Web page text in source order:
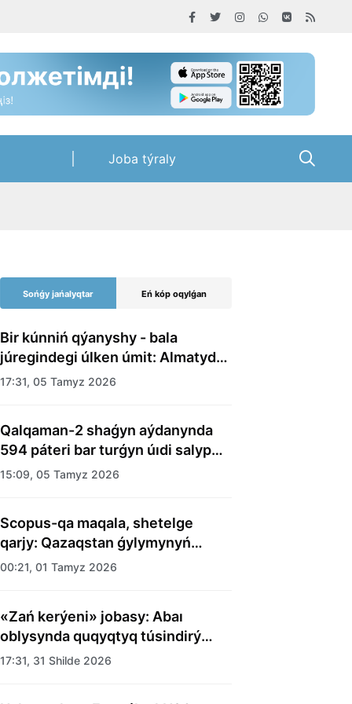
Joba týraly
Sońǵy jańalyqtar Eń kóp oqylǵan
Bir kúnniń qýanyshy - bala
júregindegi úlken úmit: Almatyda
balalar úıiniń tárbıelenýshilerine
17:31, 05 Tamyz 2026
Qalqaman-2 shaǵyn aýdanynda
594 páteri bar turǵyn úıdi salyp
bitti
15:09, 05 Tamyz 2026
Scopus-qa maqala, shetelge
qarjy: Qazaqstan ǵylymynyń
esebi kimge kerek?
00:21, 01 Tamyz 2026
«Zań kerýeni» jobasy: Abaı
oblysynda quqyqtyq túsindirý
jumystary jalǵasýda
17:31, 31 Shilde 2026